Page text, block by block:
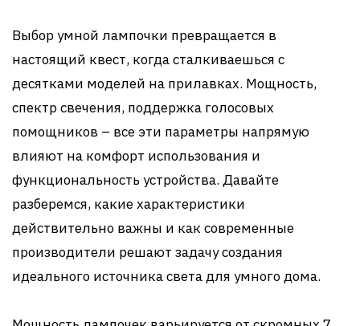
Выбор умной лампочки превращается в
настоящий квест, когда сталкиваешься с
десятками моделей на прилавках. Мощность,
спектр свечения, поддержка голосовых
помощников – все эти параметры напрямую
влияют на комфорт использования и
функциональность устройства. Давайте
разберемся, какие характеристики
действительно важны и как современные
производители решают задачу создания
идеального источника света для умного дома.